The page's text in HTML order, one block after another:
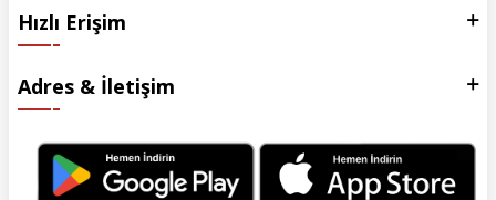
Hızlı Erişim
Adres & İletişim